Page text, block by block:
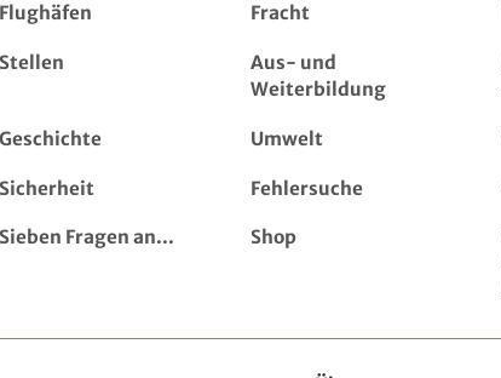
Flughäfen Fracht
Stellen
Aus- und
Weiterbildung
Geschichte Umwelt
Sicherheit Fehlersuche
Sieben Fragen an... Shop